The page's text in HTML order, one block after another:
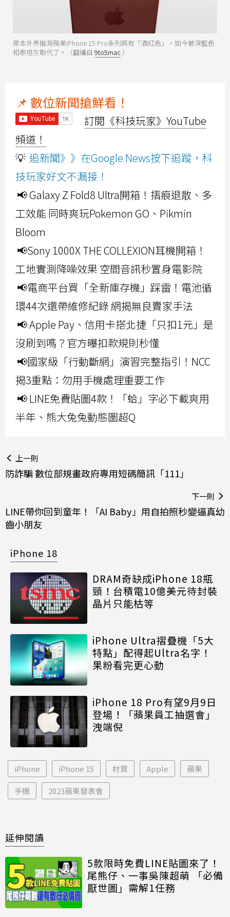
原本外界推測蘋果iPhone 15 Pro系列將有「酒紅色」，如今被深藍色
和泰坦灰取代了。（翻攝自 9to5mac ）
📌 數位新聞搶鮮看！
訂閱《科技玩家》YouTube
頻道！
💡 追新聞》》在Google News按下追蹤，科
技玩家好文不漏接！
📢 Galaxy Z Fold8 Ultra開箱！摺痕退散、多
工效能 同時爽玩Pokemon GO、Pikmin
Bloom
📢Sony 1000X THE COLLEXION耳機開箱！
工地實測降噪效果 空間音訊秒置身電影院
📢電商平台買「全新庫存機」踩雷！電池循
環44次還帶維修紀錄 網揭無良賣家手法
📢 Apple Pay、信用卡搭北捷「只扣1元」是
沒刷到嗎？官方曝扣款規則秒懂
📢國家級「行動斷網」演習完整指引！NCC
揭3重點：勿用手機處理重要工作
📢 LINE免費貼圖4款！「蛤」字必下載爽用
半年、熊大兔兔動態圖超Q
上一則
防詐騙 數位部規畫政府專用短碼簡訊「111」
下一則
LINE帶你回到童年！「AI Baby」用自拍照秒變逼真幼
齒小朋友
iPhone 18
DRAM奇缺成iPhone 18瓶
頸！台積電10億美元待封裝
晶片只能枯等
iPhone Ultra摺疊機「5大
特點」配得起Ultra名字！
果粉看完更心動
iPhone 18 Pro有望9月9日
登場！「蘋果員工抽選會」
洩端倪
iPhone iPhone 15 材質 Apple 蘋果
手機 2023蘋果發表會
延伸閱讀
5款限時免費LINE貼圖來了！
尾熊仔、一事吳陳超萌 「必備
厭世圖」需解1任務